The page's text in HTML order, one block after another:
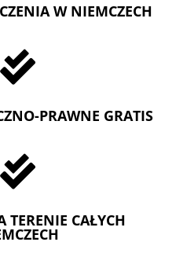
W NIEMCZECH

PRAWNE GRATIS

TERENIE CAŁYCH